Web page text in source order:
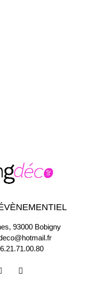
93000 Bobigny